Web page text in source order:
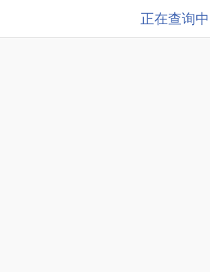
正在查询中